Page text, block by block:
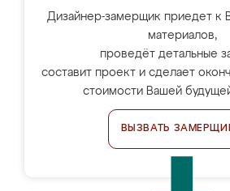
Дизайнер-замерщик приедет к
материалов,
проведёт детальные
составит проект и сделает
стоимости Вашей
ВЫЗВАТЬ